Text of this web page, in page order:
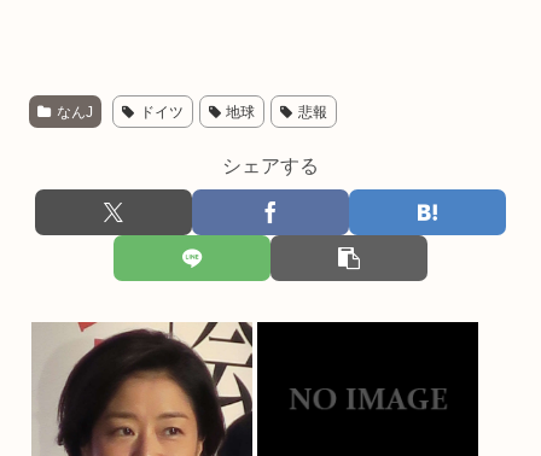
なんJ ドイツ 地球 悲報
シェアする